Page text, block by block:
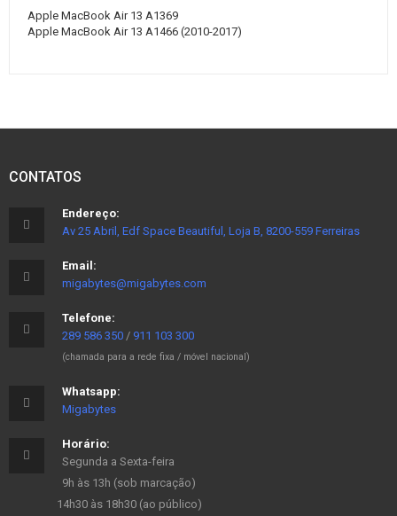
Apple MacBook Air 13 A1369
Apple MacBook Air 13 A1466 (2010-2017)
CONTATOS
Endereço:
Av 25 Abril, Edf Space Beautiful, Loja B, 8200-559 Ferreiras
Email:
migabytes@migabytes.com
Telefone:
289 586 350 / 911 103 300
(chamada para a rede fixa / móvel nacional)
Whatsapp:
Migabytes
Horário:
Segunda a Sexta-feira
9h às 13h (sob marcação)
14h30 às 18h30 (ao público)